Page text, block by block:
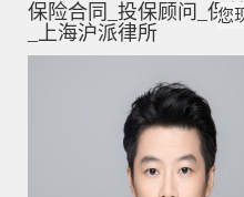
保险合同_投保顾问_保
_上海沪派律所
您